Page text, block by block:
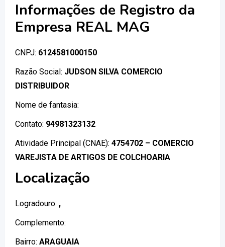
Informações de Registro da
Empresa REAL MAG
CNPJ: 6124581000150
Razão Social: JUDSON SILVA COMERCIO
DISTRIBUIDOR
Nome de fantasia:
Contato: 94981323132
Atividade Principal (CNAE): 4754702 – COMERCIO
VAREJISTA DE ARTIGOS DE COLCHOARIA
Localização
Logradouro: ,
Complemento:
Bairro: ARAGUAIA